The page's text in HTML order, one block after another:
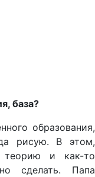
база?
образования,
рисую. В этом,
теорию и как-то
сделать. Папа